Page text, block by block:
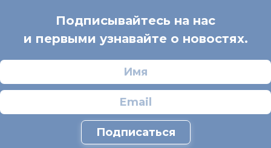
Подписывайтесь на нас
и первыми узнавайте о новостях.
Подписаться